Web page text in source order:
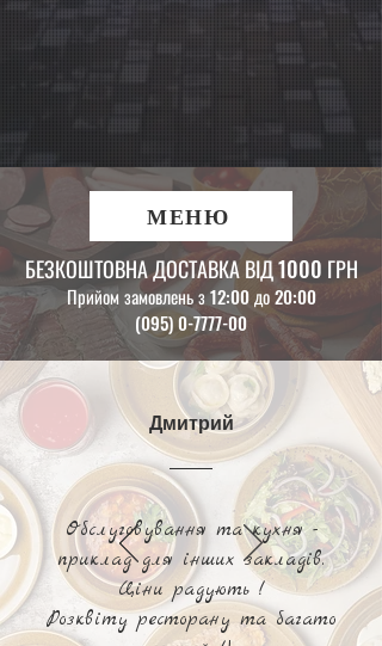
МЕНЮ
БЕЗКОШТОВНА ДОСТАВКА ВІД 1000 ГРН
Прийом замовлень з 12:00 до 20:00
(095) 0-7777-00
Дмитрий
Обслуговування та кухня -
приклад для інших закладів.
Ціни радують !
Розквіту ресторану та багато